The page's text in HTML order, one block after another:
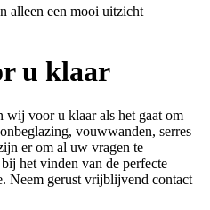
u klaar
voor u klaar als het gaat om
vouwwanden, serres
er om al uw vragen te
het vinden van de perfecte
Neem gerust vrijblijvend contact